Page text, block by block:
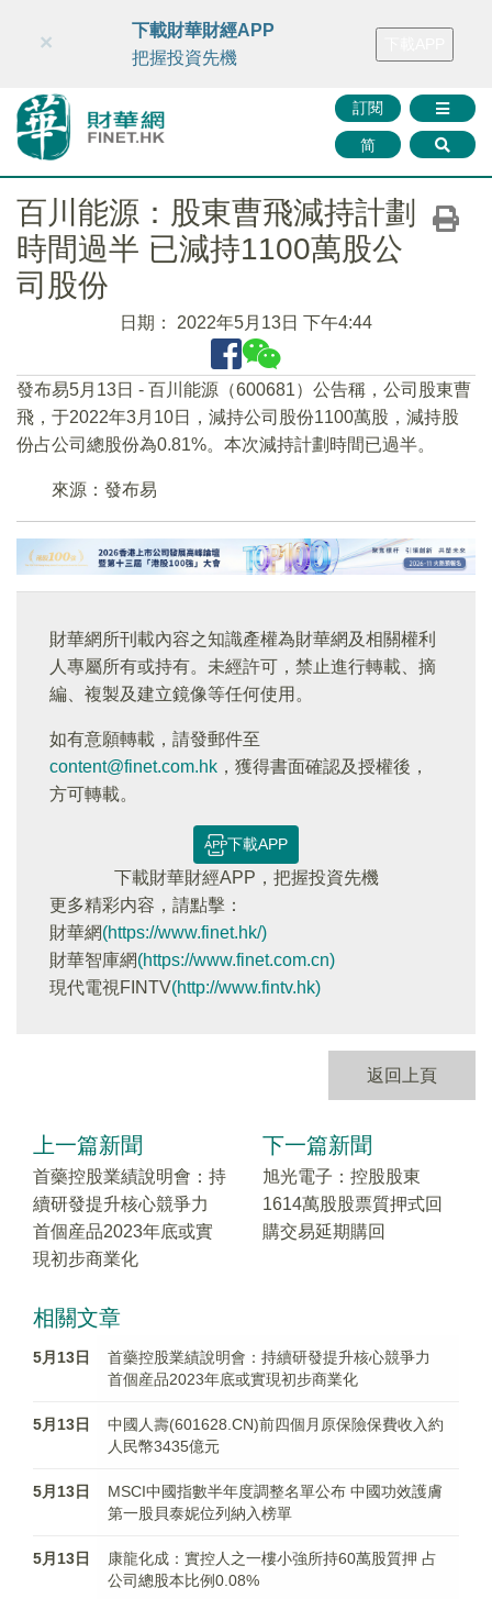
財華智庫網 FINTV FINMETA 財華證券 媒體矩陣
訂閱
简
×
下載財華財經APP
把握投資先機
百川能源：股東曹飛減持計劃
時間過半 已減持1100萬股公
司股份
日期： 2022年5月13日 下午4:44
發布易5月13日 - 百川能源（600681）公告稱，公司股東曹
飛，于2022年3月10日，減持公司股份1100萬股，減持股
份占公司總股份為0.81%。本次減持計劃時間已過半。
來源：發布易
財華網所刊載內容之知識產權為財華網及相關權利
人專屬所有或持有。未經許可，禁止進行轉載、摘
編、複製及建立鏡像等任何使用。
如有意願轉載，請發郵件至
content@finet.com.hk ，獲得書面確認及授權後，
方可轉載。
下載APP
下載財華財經APP，把握投資先機
更多精彩内容，請點擊：
財華網(https://www.finet.hk/)
財華智庫網(https://www.finet.com.cn)
現代電視FINTV(http://www.fintv.hk)
返回上頁
上一篇新聞
首藥控股業績說明會：持
續研發提升核心競爭力
首個産品2023年底或實
現初步商業化
下一篇新聞
旭光電子：控股股東
1614萬股股票質押式回
購交易延期購回
相關文章
5月13日
首藥控股業績說明會：持續研發提升核心競爭力
首個産品2023年底或實現初步商業化
5月13日
中國人壽(601628.CN)前四個月原保險保費收入約
人民幣3435億元
5月13日
MSCI中國指數半年度調整名單公布 中國功效護膚
第一股貝泰妮位列納入榜單
5月13日
康龍化成：實控人之一樓小強所持60萬股質押 占
公司總股本比例0.08%